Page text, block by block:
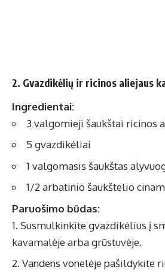
2. Gvazdikėlių ir ricinos aliejaus
Ingredientai:
3 valgomieji šaukštai ricinos
5 gvazdikėliai
1 valgomasis šaukštas
1/2 arbatinio šaukštelio
Paruošimo būdas:
Susmulkinkite gvazdikėlius į
kavamalėje arba grūstuvėje.
Vandens vonelėje pašildykite